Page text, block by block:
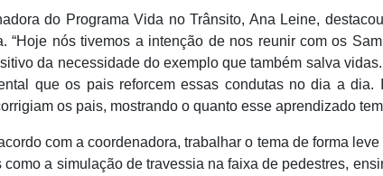
do Programa Vida no Trânsito, Ana Leine,
“Hoje nós tivemos a intenção de nos reunir com os
da necessidade do exemplo que também salva
que os pais reforcem essas condutas no dia a
os pais, mostrando o quanto esse aprendizado
com a coordenadora, trabalhar o tema de forma
como a simulação de travessia na faixa de pedestres,